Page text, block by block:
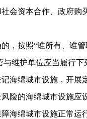
社会资本合作、政府
，按照“谁所有、谁
维护单位应当履行下
记海绵城市设施，开
险的海绵城市设施应
海绵城市设施正常运